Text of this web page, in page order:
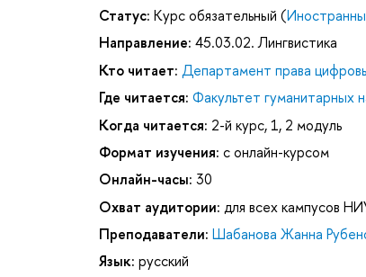
Статус: Курс обязательный (
Направление: 45.03.02. Лингвистика
Кто читает: Департамент права
Где читается: Факультет гуманитарных
Когда читается: 2-й курс, 1, 2 модуль
Формат изучения: с онлайн-курсом
Онлайн-часы: 30
Охват аудитории: для всех кампусов
Преподаватели: Шабанова Жанна
Язык: русский